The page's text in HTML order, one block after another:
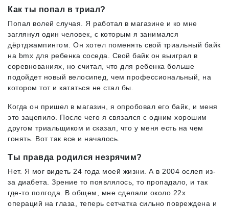
Как ты попал в триал?
Попал волей случая. Я работал в магазине и ко мне
заглянул один человек, с которым я занимался
дёртджампингом. Он хотел поменять свой триальный байк
на bmx для ребенка соседа. Свой байк он выиграл в
соревнованиях, но считал, что для ребенка больше
подойдет новый велосипед, чем профессиональный, на
котором тот и кататься не стал бы.
Когда он пришел в магазин, я опробовал его байк, и меня
это зацепило. После чего я связался с одним хорошим
другом триальщиком и сказал, что у меня есть на чем
гонять. Вот так все и началось.
Ты правда родился незрячим?
Нет. Я мог видеть 24 года моей жизни. А в 2004 ослеп из-
за диабета. Зрение то появлялось, то пропадало, и так
где-то полгода. В общем, мне сделали около 22х
операций на глаза, теперь сетчатка сильно повреждена и